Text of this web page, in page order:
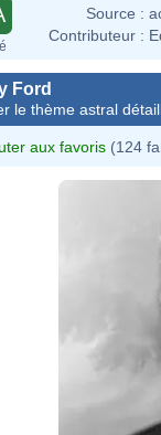
Source :
Contributeur :
Ford
le thème astral
aux favoris (124